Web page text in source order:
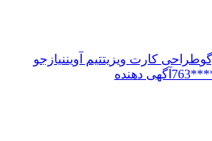
کارت ویزیت تیم آویننیازجو
آگهی دهنده